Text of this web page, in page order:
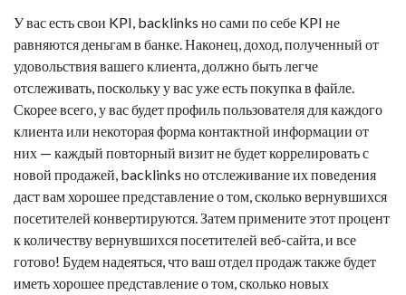
У вас есть свои KPI, backlinks но сами по себе KPI не
равняются деньгам в банке. Наконец, доход, полученный от
удовольствия вашего клиента, должно быть легче
отслеживать, поскольку у вас уже есть покупка в файле.
Скорее всего, у вас будет профиль пользователя для каждого
клиента или некоторая форма контактной информации от
них — каждый повторный визит не будет коррелировать с
новой продажей, backlinks но отслеживание их поведения
даст вам хорошее представление о том, сколько вернувшихся
посетителей конвертируются. Затем примените этот процент
к количеству вернувшихся посетителей веб-сайта, и все
готово! Будем надеяться, что ваш отдел продаж также будет
иметь хорошее представление о том, сколько новых